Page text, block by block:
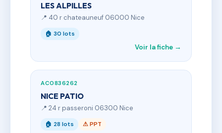
LES ALPILLES
📍 40 r chateauneuf 06000 Nice
🏠 30 lots
Voir la fiche →
AC0836262
NICE PATIO
📍 24 r passeroni 06300 Nice
🏠 28 lots ⚠ PPT